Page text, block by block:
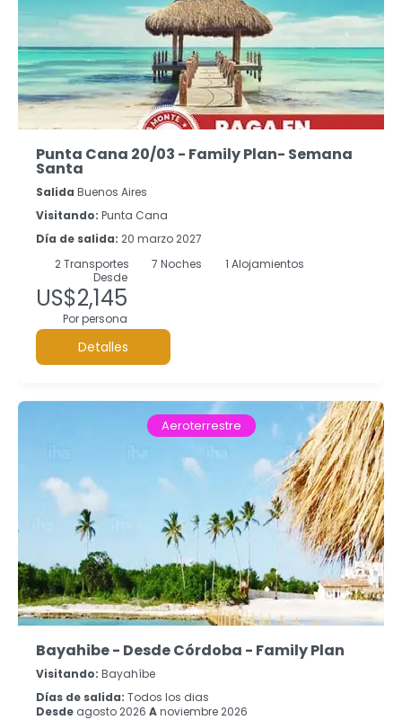
Punta Cana 20/03 - Family Plan- Semana
Santa
Salida Buenos Aires
Visitando: Punta Cana
Día de salida: 20 marzo 2027
2Transportes 7 Noches
1 Alojamientos
Desde
US$2,145
Por persona
Detalles
Aeroterrestre
Bayahibe - Desde Córdoba - Family Plan
Visitando: Bayahíbe
Días de salida: Todos los dias
Desde agosto 2026 Anoviembre 2026